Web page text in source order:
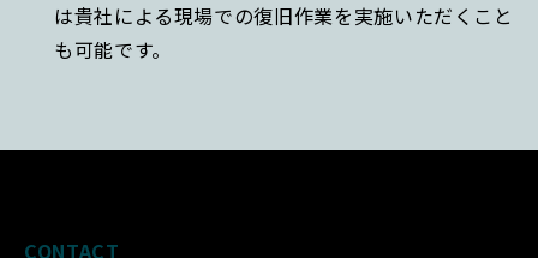
は貴社による現場での復旧作業を実施いただくこと
も可能です。
CONTACT